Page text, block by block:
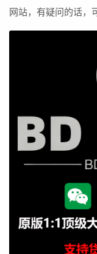
网站，有疑问的话，